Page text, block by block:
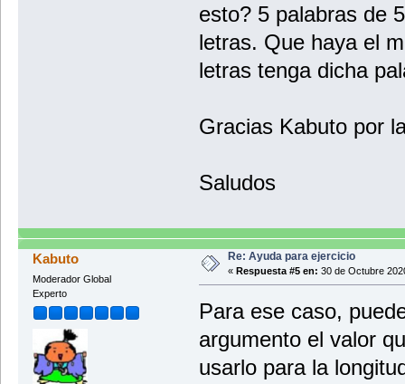
esto? 5 palabras de
letras. Que haya el
letras tenga dicha
Gracias Kabuto por
Saludos
Kabuto
Moderador Global
Experto
Re: Ayuda para ejercicio
« Respuesta #5 en: 30 de Octubre
Para ese caso,
argumento el valor
usarlo para la